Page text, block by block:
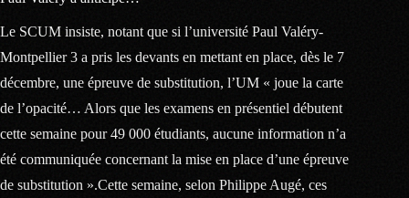
Le SCUM insiste, notant que si l’université Paul Valéry-
Montpellier 3 a pris les devants en mettant en place, dès le 7
décembre, une épreuve de substitution, l’UM « joue la carte
de l’opacité… Alors que les examens en présentiel débutent
cette semaine pour 49 000 étudiants, aucune information n’a
été communiquée concernant la mise en place d’une épreuve
de substitution ».Cette semaine, selon Philippe Augé, ces